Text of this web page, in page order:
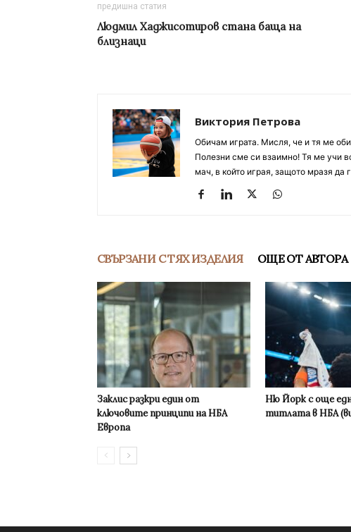
предишна статия
Людмил Хаджисотиров стана баща на
близнаци
Виктория Петрова
Обичам играта. Мисля, че и тя ме
Полезни сме си взаимно! Тя ме учи
мач, в който играя, защото мразя да
СВЪРЗАНИ С ТЯХ ИЗДЕЛИЯ ОЩЕ ОТ АВТОРА
Заклис разкри един от
ключовите принципи на НБА
Европа
Ню Йорк с още
титлата в НБА